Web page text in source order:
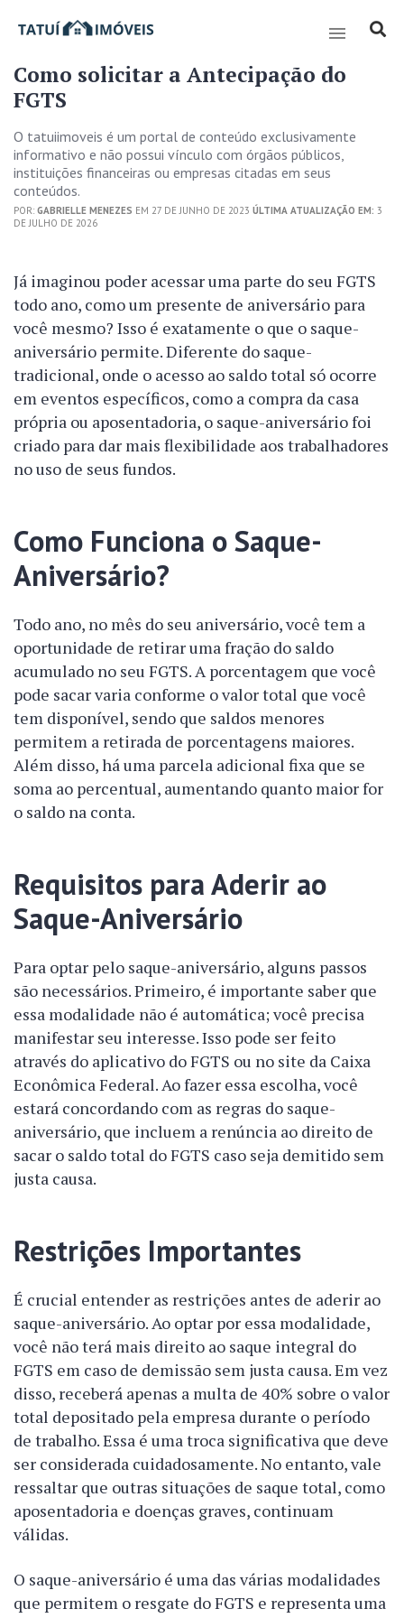
Como solicitar a Antecipação do
FGTS
O tatuiimoveis é um portal de conteúdo exclusivamente
informativo e não possui vínculo com órgãos públicos,
instituições financeiras ou empresas citadas em seus
conteúdos.
POR: GABRIELLE MENEZES EM 27 DE JUNHO DE 2023 ÚLTIMA ATUALIZAÇÃO EM: 3
DE JULHO DE 2026
Já imaginou poder acessar uma parte do seu FGTS
todo ano, como um presente de aniversário para
você mesmo? Isso é exatamente o que o saque-
aniversário permite. Diferente do saque-
tradicional, onde o acesso ao saldo total só ocorre
em eventos específicos, como a compra da casa
própria ou aposentadoria, o saque-aniversário foi
criado para dar mais flexibilidade aos trabalhadores
no uso de seus fundos.
Como Funciona o Saque-
Aniversário?
Todo ano, no mês do seu aniversário, você tem a
oportunidade de retirar uma fração do saldo
acumulado no seu FGTS. A porcentagem que você
pode sacar varia conforme o valor total que você
tem disponível, sendo que saldos menores
permitem a retirada de porcentagens maiores.
Além disso, há uma parcela adicional fixa que se
soma ao percentual, aumentando quanto maior for
o saldo na conta.
Requisitos para Aderir ao
Saque-Aniversário
Para optar pelo saque-aniversário, alguns passos
são necessários. Primeiro, é importante saber que
essa modalidade não é automática; você precisa
manifestar seu interesse. Isso pode ser feito
através do aplicativo do FGTS ou no site da Caixa
Econômica Federal. Ao fazer essa escolha, você
estará concordando com as regras do saque-
aniversário, que incluem a renúncia ao direito de
sacar o saldo total do FGTS caso seja demitido sem
justa causa.
Restrições Importantes
É crucial entender as restrições antes de aderir ao
saque-aniversário. Ao optar por essa modalidade,
você não terá mais direito ao saque integral do
FGTS em caso de demissão sem justa causa. Em vez
disso, receberá apenas a multa de 40% sobre o valor
total depositado pela empresa durante o período
de trabalho. Essa é uma troca significativa que deve
ser considerada cuidadosamente. No entanto, vale
ressaltar que outras situações de saque total, como
aposentadoria e doenças graves, continuam
válidas.
O saque-aniversário é uma das várias modalidades
que permitem o resgate do FGTS e representa uma